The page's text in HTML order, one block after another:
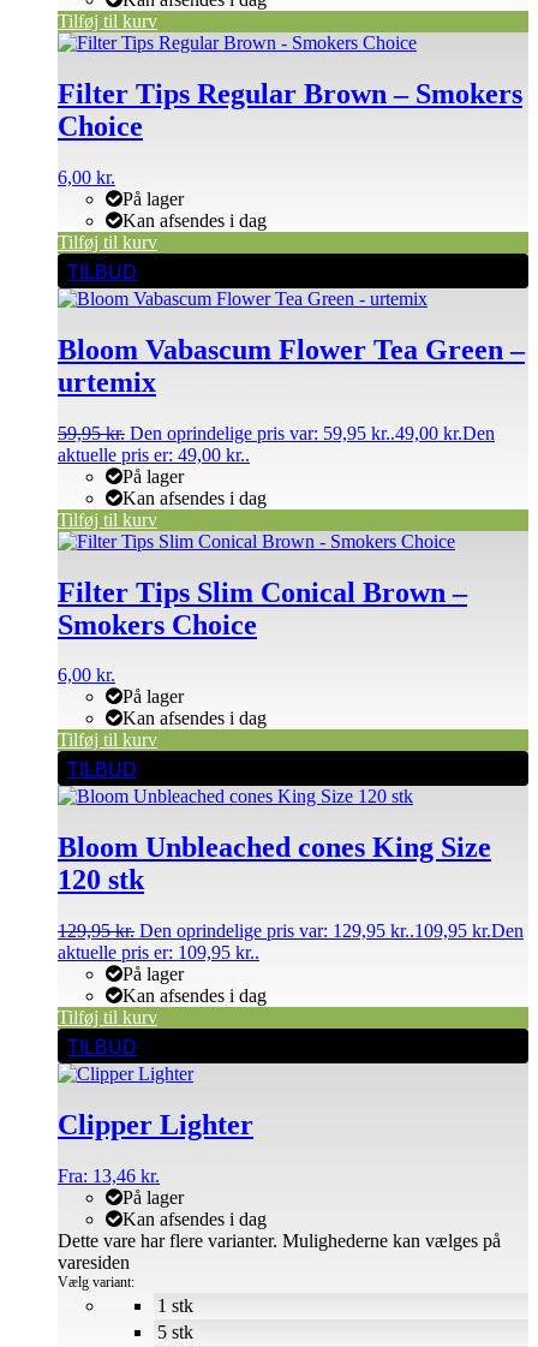
Tilføj til kurv
Filter Tips Regular Brown – Smokers
Choice
6,00 kr.
På lager
Kan afsendes i dag
Tilføj til kurv
TILBUD
Bloom Vabascum Flower Tea Green –
urtemix
59,95kr. Den oprindelige pris var: 59,95 kr..49,00 kr.Den
aktuelle pris er: 49,00 kr..
På lager
Kan afsendes i dag
Tilføj til kurv
Filter Tips Slim Conical Brown –
Smokers Choice
6,00 kr.
På lager
Kan afsendes i dag
Tilføj til kurv
TILBUD
Bloom Unbleached cones King Size
120 stk
129,95kr. Den oprindelige pris var: 129,95 kr..109,95 kr.Den
aktuelle pris er: 109,95 kr..
På lager
Kan afsendes i dag
Tilføj til kurv
TILBUD
Clipper Lighter
Fra: 13,46 kr.
På lager
Kan afsendes i dag
Vælg variant:
Dette vare har flere varianter. Mulighederne kan vælges på
varesiden
1 stk
5 stk